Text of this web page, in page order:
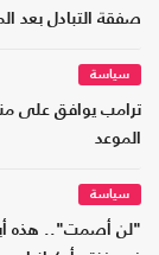
صفقة التبادل بعد
سياسة
ترامب يوافق على
الموعد
سياسة
"لن أصمت".. هذه